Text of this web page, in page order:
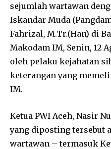
sejumlah wartawan
Iskandar Muda
Fahrizal, M.Tr.(Han) di
Makodam IM, Senin, 12
oleh pelaku kejahatan
keterangan yang
IM.
Ketua PWI Aceh, Nasir
yang diposting tersebut
wartawan – termasuk